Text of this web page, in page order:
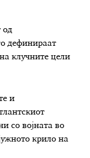
од
дефинираат
клучните цели
и
со војната во
крило на